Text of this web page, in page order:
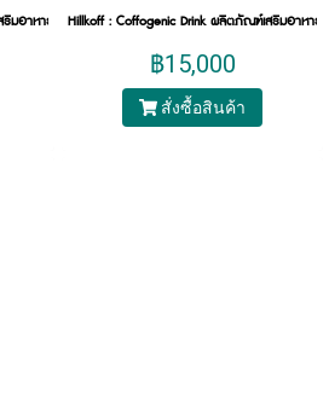
ริมอาหาร 2 เดือน ขนาด 10 กล่องใหญ่ (60 ขวด)
Hillkoff : Coffogenic Drink ผลิตภัณฑ์เสริมอาหา
฿15,000
สั่งซื้อสินค้า